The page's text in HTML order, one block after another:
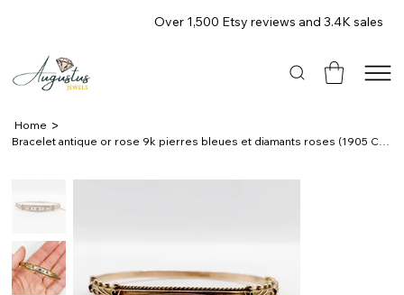
Over 1,500 Etsy reviews and 3.4K sales
Home >
Bracelet antique or rose 9k pierres bleues et diamants roses (1905 Chester)